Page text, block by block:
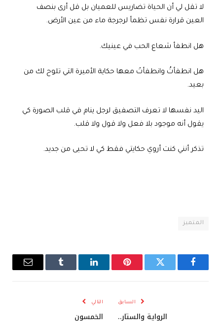
لا تقل لي أن الحياة تضاريس للعميان بل قل أرى بنصف
العين قرارة نفس تظمأ لرجرجة ماء من عين الأرض.
هل انطفأ شعاع الحب في عينيك.
هل انطفأتُ وانطفأتْ معها حكاية الأميرة التي تلوح لك من
بعيد.
اليد نفسها لا تعرف التصفيق لرجل ينام في قلب الصورة كي
يقول أنه موجود بلا فعل ولا قول ولا قلب.
تذكر أنني كنت أروي حكايتي فقط كي لا تحيى من جديد.
المتميز
فيسبوك تويتر بينتيريستلينكدإن Tumblr
البريد
السابق
الرواية والستار..
التالي
الخمسون